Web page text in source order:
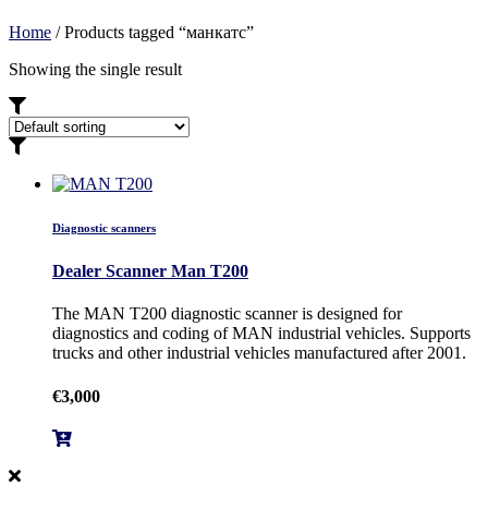
Home / Products tagged “манкатс”
Showing the single result
Diagnostic scanners
Dealer Scanner Man T200
The MAN T200 diagnostic scanner is designed for
diagnostics and coding of MAN industrial vehicles. Supports
trucks and other industrial vehicles manufactured after 2001.
€3,000